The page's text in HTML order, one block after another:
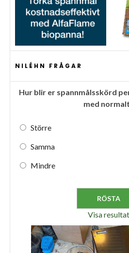
NILÉHN FRÅGAR
Hur blir er spannmålsskörd
med
Större
Samma
Mindre
Visa resultat